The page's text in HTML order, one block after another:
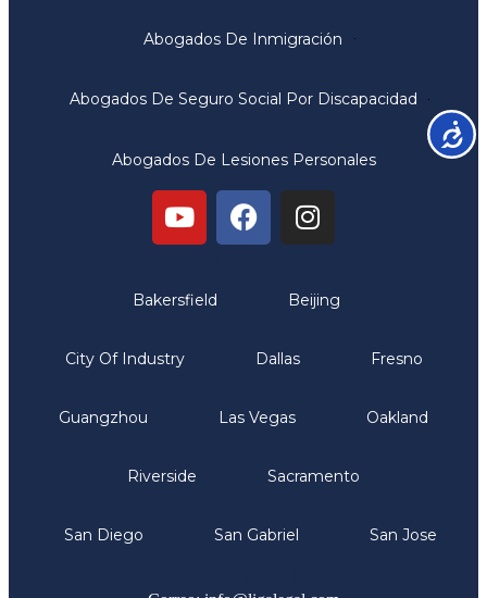
Abogados De Inmigración
Abogados De Seguro Social Por Discapacidad
Abogados De Lesiones Personales
Bakersfield Beijing
City Of Industry Dallas Fresno
Guangzhou Las Vegas Oakland
Riverside Sacramento
San Diego San Gabriel San Jose